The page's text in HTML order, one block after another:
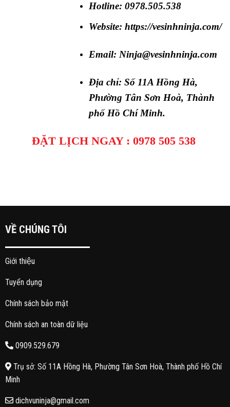
Hotline: 0978.505.538
Website:https://vesinhninja.com/
Email: Ninja@vesinhninja.com
Địa chỉ:Số 11A Hồng Hà,
Phường Tân Sơn Hoà, Thành
phố Hồ Chí Minh.
ĐẶT LỊCH NGAY : 0978 505 538
VỀ CHÚNG TÔI
Giới thiệu
Tuyển dụng
Chính sách bảo mật
Chính sách an toàn dữ liệu
0909.529.679
Trụ sở: Số 11A Hồng Hà, Phường Tân Sơn Hoà, Thành phố Hồ Chí
Minh
dichvuninja@gmail.com